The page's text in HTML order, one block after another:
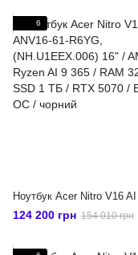
6
124 200 грн 154 010 грн